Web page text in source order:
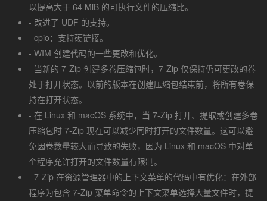
以提高大于 64 MiB 的可执行文件的压缩比。
- 改进了 UDF 的支持。
- cpio：支持硬链接。
- WIM 创建代码的一些更改和优化。
- 当新的 7-Zip 创建多卷压缩包时，7-Zip 仅保持仍可更改的卷
处于打开状态。以前的版本在创建压缩包结束前，将所有卷保
持在打开状态。
- 在 Linux 和 macOS 系统中，当 7-Zip 打开、提取或创建多卷
压缩包时 7-Zip 现在可以减少同时打开的文件数量。这可以避
免因卷数量较大而导致的失败，因为 Linux 和 macOS 中对单
个程序允许打开的文件数量有限制。
- 7-Zip 在资源管理器中的上下文菜单的代码中有优化：在外部
程序为包含 7-Zip 菜单命令的上下文菜单选择大量文件时，提